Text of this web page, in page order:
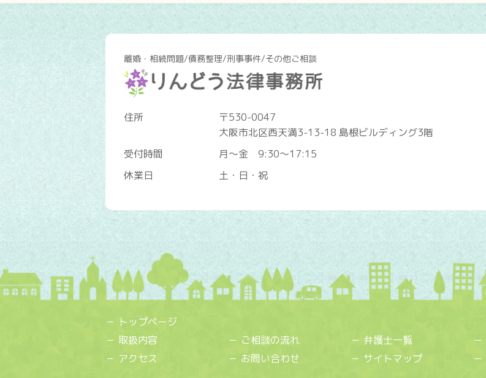
離婚・相続問題/債務整理/刑事事件/その他ご相談
住所
〒530-0047
大阪市北区西天満3-13-18 島根ビルディング3階
受付時間
月～金 9:30～17:15
休業日
土・日・祝
トップページ
取扱内容
ご相談の流れ 弁護士一覧
アクセス
お問い合わせ サイトマップ